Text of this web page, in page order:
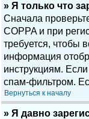
» Я только что
Сначала
COPPA и при
требуется, чтобы
информация
инструкциям.
спам-фильтром.
Вернуться к началу
» Я давно